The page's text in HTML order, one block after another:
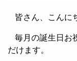
皆さん、こんに
毎月の誕生日お
だけます。